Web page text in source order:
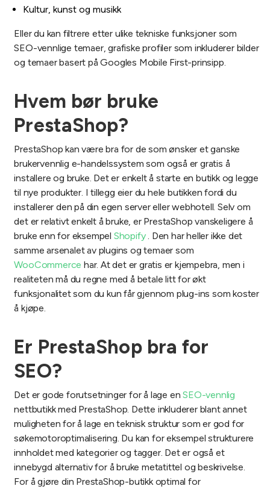
Kultur, kunst og musikk
Eller du kan filtrere etter ulike tekniske funksjoner som
SEO-vennlige temaer, grafiske profiler som inkluderer bilder
og temaer basert på Googles Mobile First-prinsipp.
Hvem bør bruke
PrestaShop?
PrestaShop kan være bra for de som ønsker et ganske
brukervennlig e-handelssystem som også er gratis å
installere og bruke. Det er enkelt å starte en butikk og legge
til nye produkter. I tillegg eier du hele butikken fordi du
installerer den på din egen server eller webhotell. Selv om
det er relativt enkelt å bruke, er PrestaShop vanskeligere å
bruke enn for eksempel Shopify. Den har heller ikke det
samme arsenalet av plugins og temaer som
WooCommerce har. At det er gratis er kjempebra, men i
realiteten må du regne med å betale litt for økt
funksjonalitet som du kun får gjennom plug-ins som koster
å kjøpe.
Er PrestaShop bra for
SEO?
Det er gode forutsetninger for å lage enSEO-vennlig
nettbutikk med PrestaShop. Dette inkluderer blant annet
muligheten for å lage en teknisk struktur som er god for
søkemotoroptimalisering. Du kan for eksempel strukturere
innholdet med kategorier og tagger. Det er også et
innebygd alternativ for å bruke metatittel og beskrivelse.
For å gjøre din PrestaShop-butikk optimal for